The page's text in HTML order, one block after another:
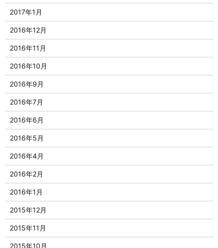
2017年1月
2016年12月
2016年11月
2016年10月
2016年9月
2016年7月
2016年6月
2016年5月
2016年4月
2016年2月
2016年1月
2015年12月
2015年11月
2015年10月